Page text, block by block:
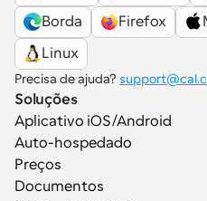
Borda
Firefox
Linux
Precisa de ajuda?
Soluções
Aplicativo iOS/Android
Auto-hospedado
Preços
Documentos